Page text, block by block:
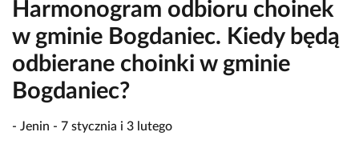
Harmonogram odbioru choinek
w gminie Bogdaniec. Kiedy będą
odbierane choinki w gminie
Bogdaniec?
- Jenin - 7 stycznia i 3 lutego